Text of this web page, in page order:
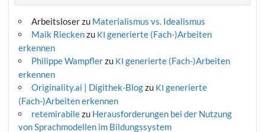
Arbeitsloserzu Materialismus vs. Idealismus
Maik Rieckenzu KI generierte (Fach-)Arbeiten
erkennen
Philippe Wampflerzu KI generierte (Fach-)Arbeiten
erkennen
Originality.ai | Digithek-Blogzu KI generierte
(Fach-)Arbeiten erkennen
retemirabilezu Herausforderungen bei der Nutzung
von Sprachmodellen im Bildungssystem